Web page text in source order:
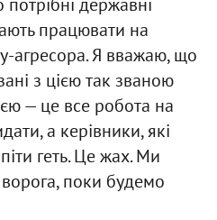
державні
працювати на
агресора. Я вважаю, що
з цією так званою
— це все робота на
а керівники, які
геть. Це жах. Ми
поки будемо